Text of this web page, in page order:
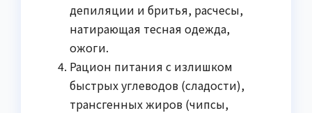
депиляции и бритья, расчесы,
натирающая тесная одежда,
ожоги.
Рацион питания с излишком
быстрых углеводов (сладости),
трансгенных жиров (чипсы,